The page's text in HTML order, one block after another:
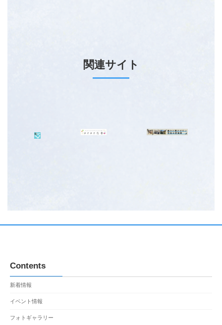
関連サイト
Contents
新着情報
イベント情報
フォトギャラリー